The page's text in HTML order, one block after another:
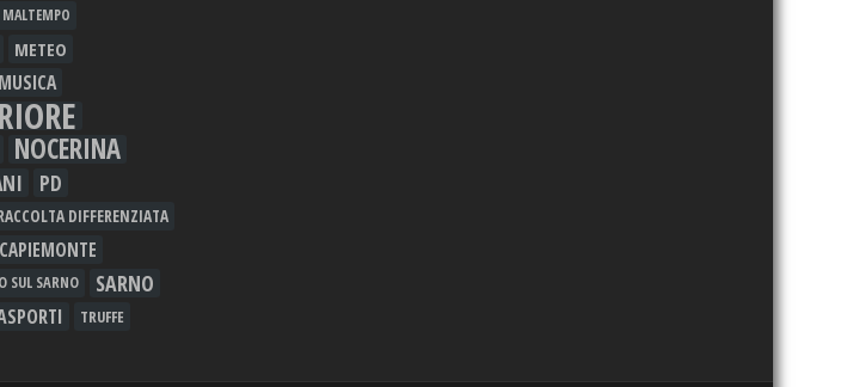
MALTEMPO
METEO
MUSICA
NOCERINA
PD
DIFFERENZIATA
SUL SARNO SARNO
TRUFFE